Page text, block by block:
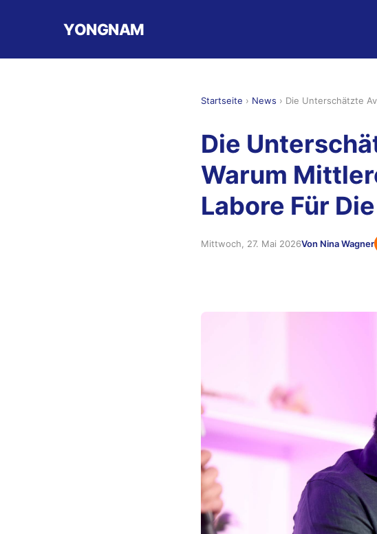
YONGNAM
Startseite › News › Die Unterschätzte
Die
Warum
Labore Für
Mittwoch, 27. Mai 2026Von Nina Wagner